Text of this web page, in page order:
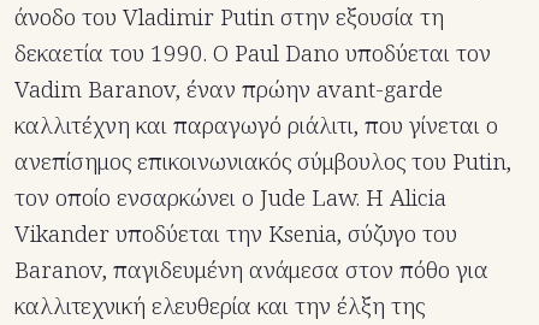
άνοδο του Vladimir Putin στην εξουσία τη
δεκαετία του 1990. Ο Paul Dano υποδύεται τον
Vadim Baranov, έναν πρώην avant-garde
καλλιτέχνη και παραγωγό ριάλιτι, που γίνεται ο
ανεπίσημος επικοινωνιακός σύμβουλος του Putin,
τον οποίο ενσαρκώνει ο Jude Law. Η Alicia
Vikander υποδύεται την Ksenia, σύζυγο του
Baranov, παγιδευμένη ανάμεσα στον πόθο για
καλλιτεχνική ελευθερία και την έλξη της